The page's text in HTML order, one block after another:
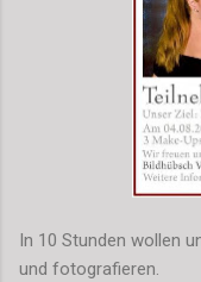
In 10 Stunden wollen
und fotografieren.